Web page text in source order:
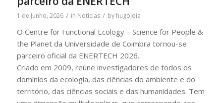
1 de Junho, 2026 / in Notícias / by hugojoia
O Centre for Functional Ecology – Science for People &
the Planet da Universidade de Coimbra tornou-se
parceiro oficial da ENERTECH 2026.
Criado em 2009, reúne investigadores de todos os
domínios da ecologia, das ciências do ambiente e do
território, das ciências sociais e das humanidades. Tem